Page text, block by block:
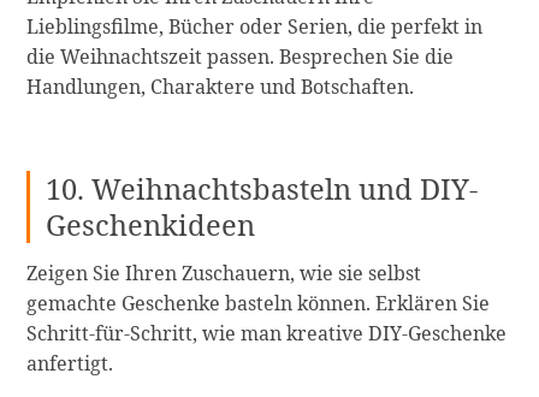
Lieblingsfilme, Bücher oder Serien, die perfekt in
die Weihnachtszeit passen. Besprechen Sie die
Handlungen, Charaktere und Botschaften.
10. Weihnachtsbasteln und DIY-
Geschenkideen
Zeigen Sie Ihren Zuschauern, wie sie selbst
gemachte Geschenke basteln können. Erklären Sie
Schritt-für-Schritt, wie man kreative DIY-Geschenke
anfertigt.